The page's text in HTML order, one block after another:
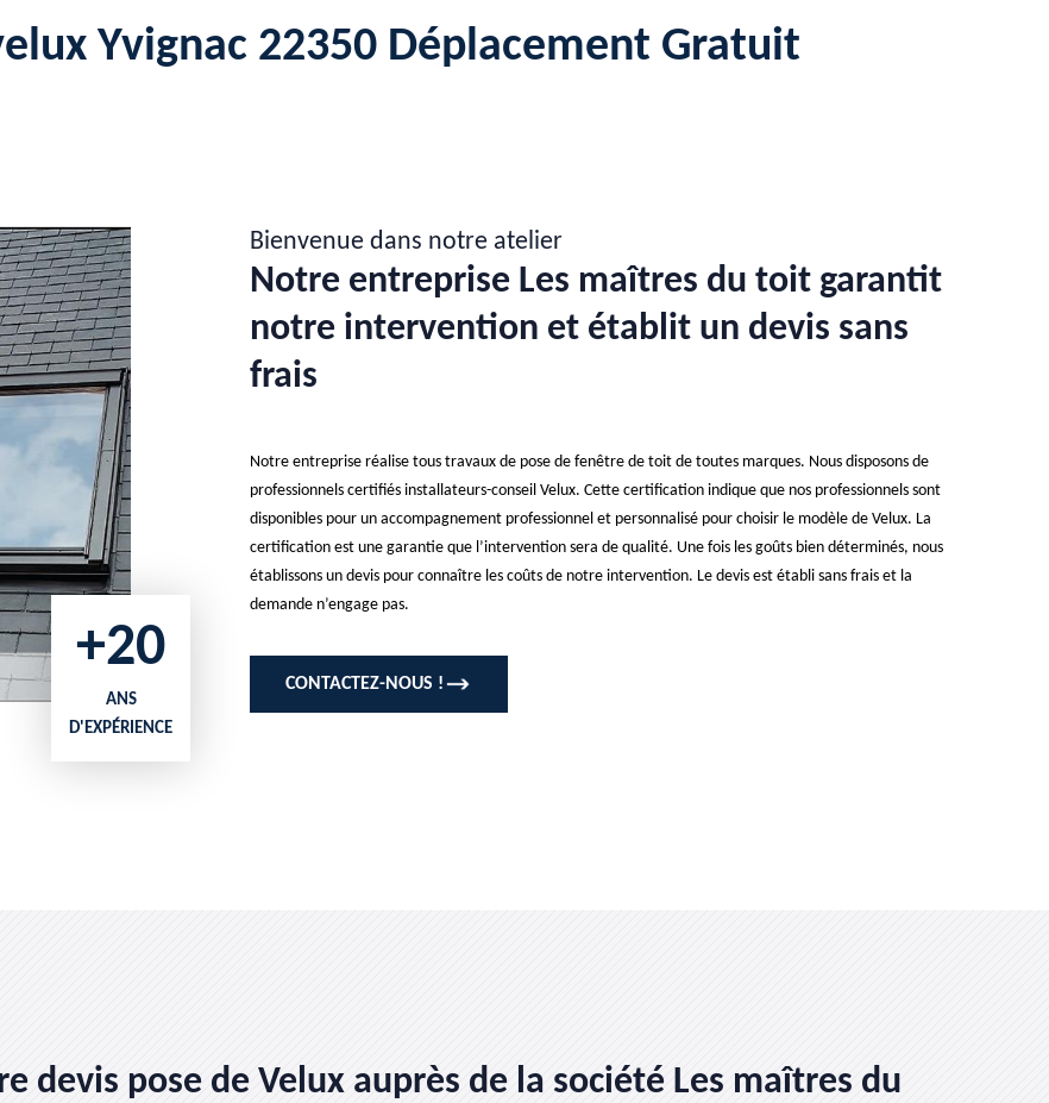
Yvignac 22350 Déplacement Gratuit
+20
ANS
D'EXPÉRIENCE
Bienvenue dans notre atelier
Notre entreprise Les maîtres du toit garantit
notre intervention et établit un devis sans
frais
Notre entreprise réalise tous travaux de pose de fenêtre de toit de toutes marques. Nous disposons de
professionnels certifiés installateurs-conseil Velux. Cette certification indique que nos professionnels sont
disponibles pour un accompagnement professionnel et personnalisé pour choisir le modèle de Velux. La
certification est une garantie que l’intervention sera de qualité. Une fois les goûts bien déterminés, nous
établissons un devis pour connaître les coûts de notre intervention. Le devis est établi sans frais et la
demande n’engage pas.
CONTACTEZ-NOUS !
devis pose de Velux auprès de la société Les maîtres du